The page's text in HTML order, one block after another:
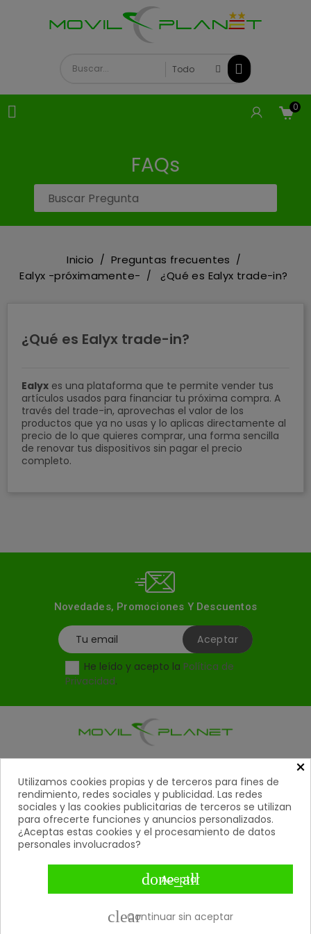
 0
FAQs
Inicio
Preguntas frecuentes
Ealyx -próximamente-
¿Qué es Ealyx trade-in?
¿Qué es Ealyx trade-in?
Ealyx es una plataforma que te permite vender tus
artículos usados para financiar tu próxima compra. A
través del trade-in, aprovechas el valor de los
productos que ya no usas y lo aplicas directamente al
precio de lo que quieres comprar, una forma sencilla
de renovar tus dispositivos sin pagar el precio
completo.
Novedades, Promociones Y Descuentos
He leído y acepto la Política de
Privacidad.
Ayuda 
Mi Cuenta
Contacto 
Métodos De Pago 
×
Utilizamos cookies propias y de terceros para fines de
rendimiento, redes sociales y publicidad. Las redes
sociales y las cookies publicitarias de terceros se utilizan
para ofrecerte funciones y anuncios personalizados.
¿Aceptas estas cookies y el procesamiento de datos
personales involucrados?
done_all
Aceptar
clearContinuar sin aceptar